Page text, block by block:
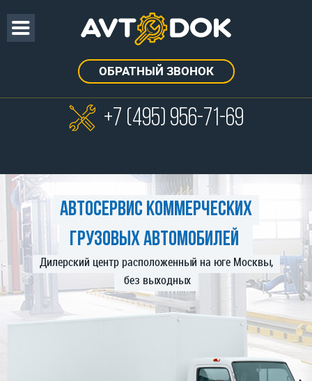
+7 (495) 956-71-69
ОБРАТНЫЙ ЗВОНОК
Автосервис коммерческих
грузовых автомобилей
Дилерский центр расположенный на юге Москвы,
без выходных